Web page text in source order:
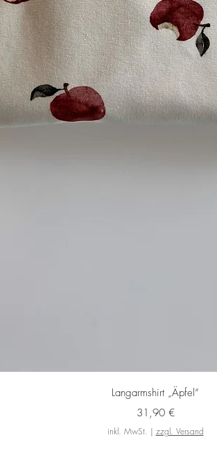
Schnellansicht
Langarmshirt „Äpfel“
Preis
31,90 €
inkl. MwSt. | zzgl. Versand